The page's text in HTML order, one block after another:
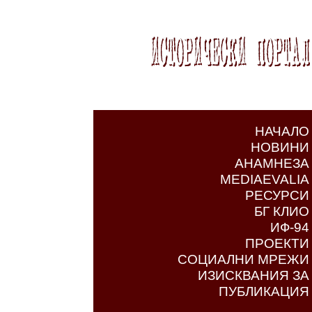
НАЧАЛО
НОВИНИ
АНАМНЕЗА
MEDIAEVALIA
РЕСУРСИ
БГ КЛИО
ИФ-94
ПРОЕКТИ
СОЦИАЛНИ МРЕЖИ
ИЗИСКВАНИЯ ЗА
ПУБЛИКАЦИЯ